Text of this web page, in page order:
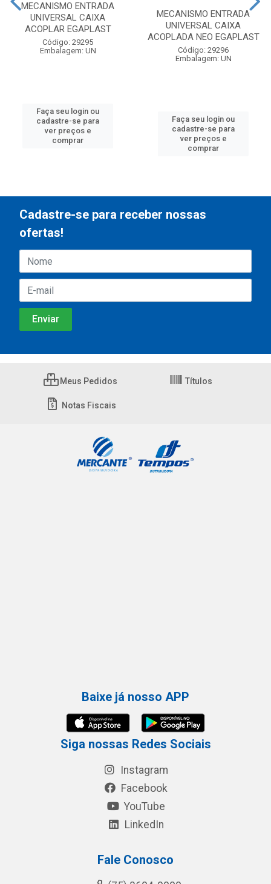
MECANISMO ENTRADA
UNIVERSAL CAIXA
ACOPLAR EGAPLAST
Código: 29295
Embalagem: UN
Faça seu login ou
cadastre-se para
ver preços e
comprar
MECANISMO ENTRADA
UNIVERSAL CAIXA
ACOPLADA NEO EGAPLAST
Código: 29296
Embalagem: UN
Faça seu login ou
cadastre-se para
ver preços e
comprar
Cadastre-se para receber nossas
ofertas!
Meus Pedidos Títulos
Notas Fiscais
Baixe já nosso APP
Siga nossas Redes Sociais
Instagram
Facebook
YouTube
LinkedIn
Fale Conosco